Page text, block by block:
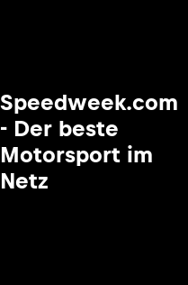
Speedweek.com
- Der beste
Motorsport im
Netz